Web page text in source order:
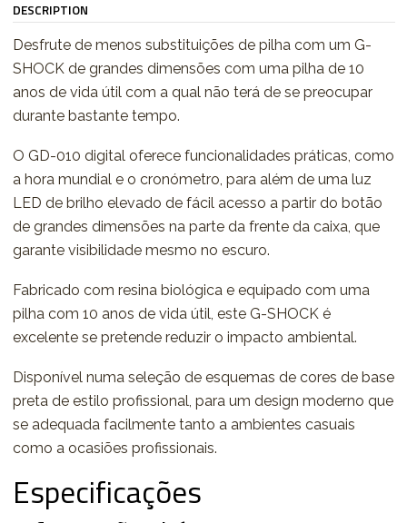
DESCRIPTION
Desfrute de menos substituições de pilha com um G-
SHOCK de grandes dimensões com uma pilha de 10
anos de vida útil com a qual não terá de se preocupar
durante bastante tempo.
O GD-010 digital oferece funcionalidades práticas, como
a hora mundial e o cronómetro, para além de uma luz
LED de brilho elevado de fácil acesso a partir do botão
de grandes dimensões na parte da frente da caixa, que
garante visibilidade mesmo no escuro.
Fabricado com resina biológica e equipado com uma
pilha com 10 anos de vida útil, este G-SHOCK é
excelente se pretende reduzir o impacto ambiental.
Disponível numa seleção de esquemas de cores de base
preta de estilo profissional, para um design moderno que
se adequada facilmente tanto a ambientes casuais
como a ocasiões profissionais.
Especificações